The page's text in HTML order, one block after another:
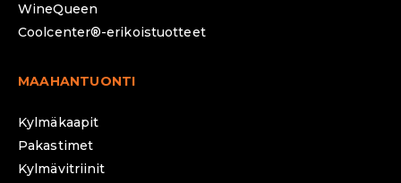
WineQueen
Coolcenter®-erikoistuotteet
MAAHANTUONTI
Kylmäkaapit
Pakastimet
Kylmävitriinit